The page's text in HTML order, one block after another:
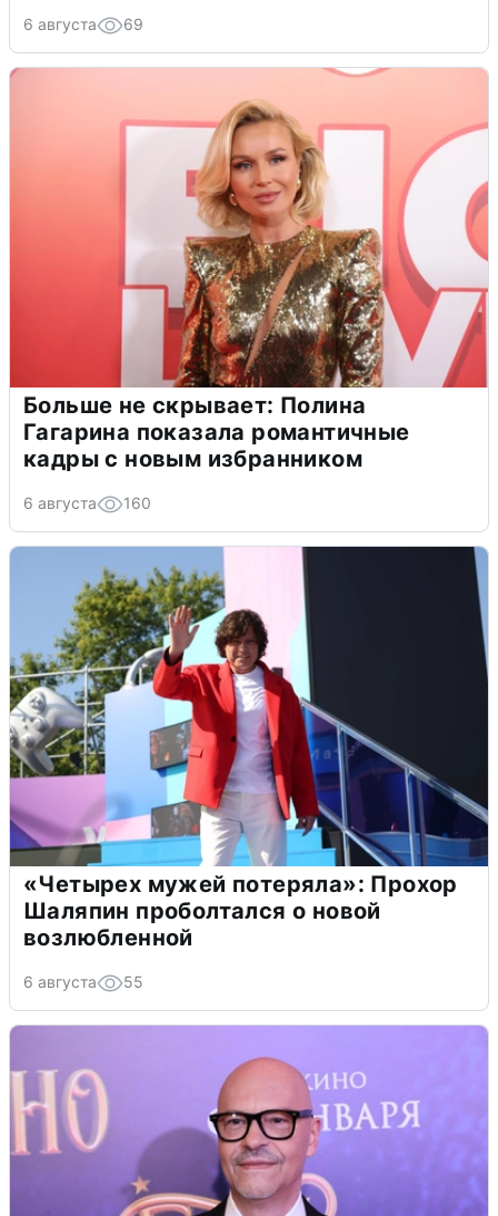
6 августа 69
Больше не скрывает: Полина
Гагарина показала романтичные
кадры с новым избранником
6 августа 160
«Четырех мужей потеряла»: Прохор
Шаляпин проболтался о новой
возлюбленной
6 августа 55